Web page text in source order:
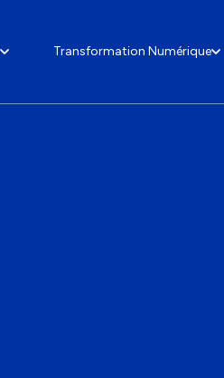
Transformation Numérique